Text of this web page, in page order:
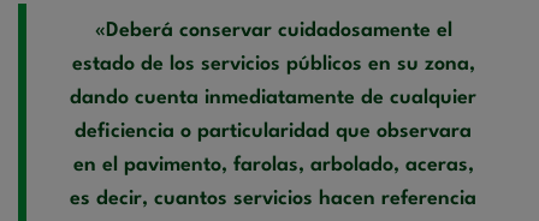
«Deberá conservar cuidadosamente el
estado de los servicios públicos en su zona,
dando cuenta inmediatamente de cualquier
deficiencia o particularidad que observara
en el pavimento, farolas, arbolado, aceras,
es decir, cuantos servicios hacen referencia